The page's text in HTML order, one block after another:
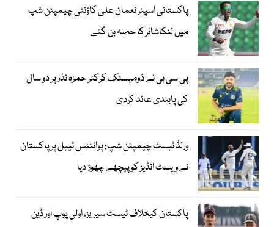
پاکستانی اسپنر نعمان علی کاؤنٹی چیمپئن شپ
میں لنکاشائر کا حصہ بن گئے
پی سی بی نے ڈومیسٹک کرکٹر حمزہ نذر پر دو سال
کی پابندی عائد کردی
ورلڈ ٹیسٹ چیمپئن شپ: پوائنٹس ٹیبل پر پاکستان
نے ویسٹ انڈیز کو پیچھے چھوڑ دیا
پاکستان کیخلاف ٹیسٹ سیریز، اولی پوپ اور ڈین